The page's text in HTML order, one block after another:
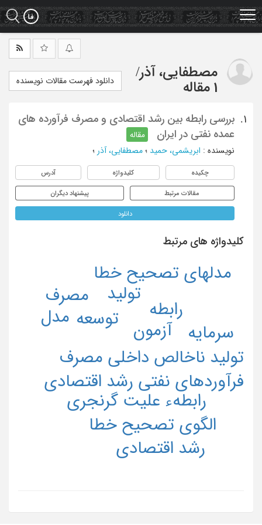
Skip
to
main
مصطفایی، آذر/
1 مقاله
دانلود فهرست مقالات نویسنده
1.
بررسی رابطه بین رشد اقتصادی و مصرف فرآورده های
عمده نفتی در ایران
مقاله
نویسنده : ابریشمی، حمید ؛ مصطفایی، آذر ؛
چکیده کلیدواژه آدرس
مقالات مرتبط پیشنهاد دیگران
دانلود
کلیدواژه های مرتبط
تولید ناخالص داخلی مصرف
فرآوردهای نفتی رشد اقتصادی
رابطهء علیت گرنجری
آزمون
الگوی تصحیح خطا
توسعه
تولید
رابطه
رشد اقتصادی
سرمایه
مدل
مدلهای تصحیح خطا
مصرف